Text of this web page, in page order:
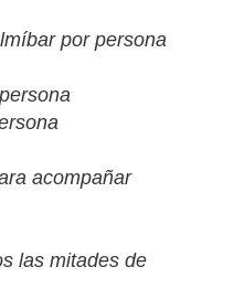
por persona
acompañar
las mitades de